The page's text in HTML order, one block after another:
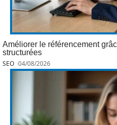
Améliorer le référencement
structurées
SEO 04/08/2026